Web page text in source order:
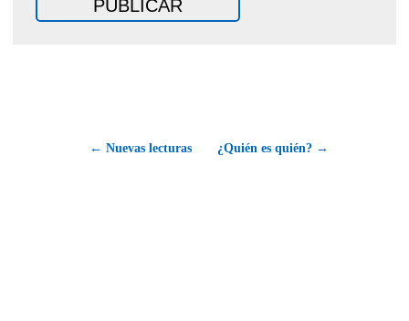
← Nuevas lecturas ¿Quién es quién? →